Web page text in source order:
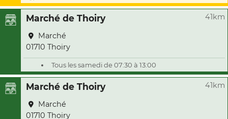
Marché de Thoiry 41km
Marché
01710 Thoiry
Tous les samedi de 07:30 à 13:00
Marché de Thoiry 41km
Marché
01710 Thoiry